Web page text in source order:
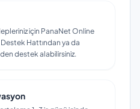
için PanaNet Online
Hattından ya da
destek alabilirsiniz.